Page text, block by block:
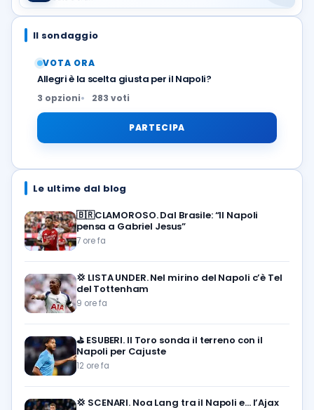
Il sondaggio
VOTA ORA
Allegri è la scelta giusta per il Napoli?
3 opzioni 283 voti
PARTECIPA
Le ultime dal blog
🇧🇷CLAMOROSO. Dal Brasile: “Il Napoli
pensa a Gabriel Jesus”
7 ore fa
💢 LISTA UNDER. Nel mirino del Napoli c’è Tel
del Tottenham
9 ore fa
⛳ ESUBERI. Il Toro sonda il terreno con il
Napoli per Cajuste
12 ore fa
💢 SCENARI. Noa Lang tra il Napoli e… l’Ajax